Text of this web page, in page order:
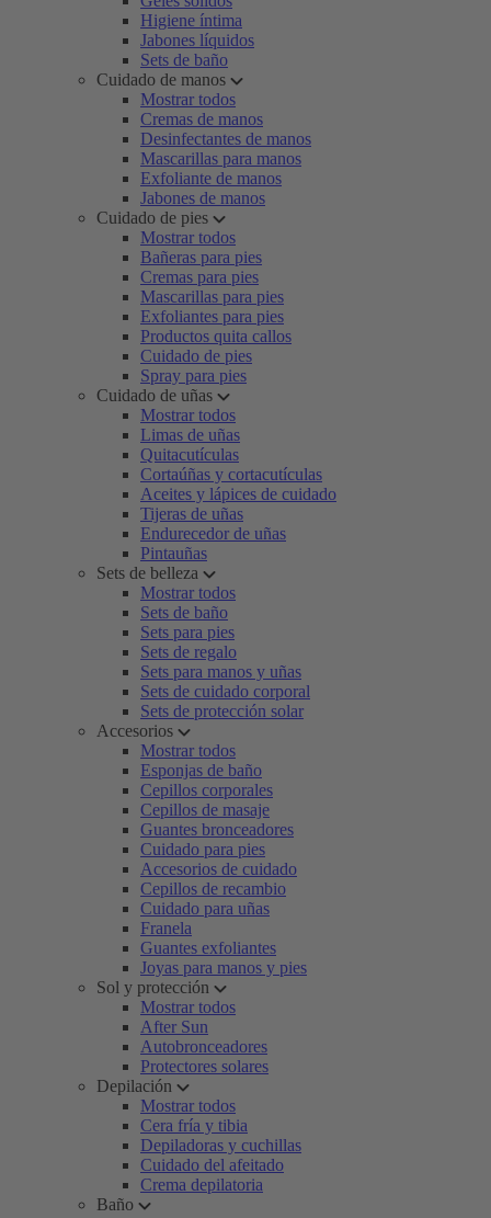
Higiene íntima
Jabones líquidos
Sets de baño
Cuidado de manos
Mostrar todos
Cremas de manos
Desinfectantes de manos
Mascarillas para manos
Exfoliante de manos
Jabones de manos
Cuidado de pies
Mostrar todos
Bañeras para pies
Cremas para pies
Mascarillas para pies
Exfoliantes para pies
Productos quita callos
Cuidado de pies
Spray para pies
Cuidado de uñas
Mostrar todos
Limas de uñas
Quitacutículas
Cortaúñas y cortacutículas
Aceites y lápices de cuidado
Tijeras de uñas
Endurecedor de uñas
Pintauñas
Sets de belleza
Mostrar todos
Sets de baño
Sets para pies
Sets de regalo
Sets para manos y uñas
Sets de cuidado corporal
Sets de protección solar
Accesorios
Mostrar todos
Esponjas de baño
Cepillos corporales
Cepillos de masaje
Guantes bronceadores
Cuidado para pies
Accesorios de cuidado
Cepillos de recambio
Cuidado para uñas
Franela
Guantes exfoliantes
Joyas para manos y pies
Sol y protección
Mostrar todos
After Sun
Autobronceadores
Protectores solares
Depilación
Mostrar todos
Cera fría y tibia
Depiladoras y cuchillas
Cuidado del afeitado
Crema depilatoria
Baño